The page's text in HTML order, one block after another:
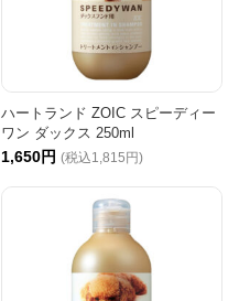
ハートランド ZOIC スピーディー
ワン ダックス 250ml
1,650円 (税込1,815円)